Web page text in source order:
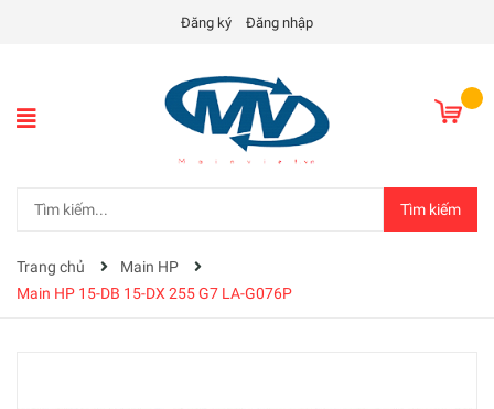
Đăng ký Đăng nhập
Tìm kiếm
Trang chủ
Main HP
Main HP 15-DB 15-DX 255 G7 LA-G076P